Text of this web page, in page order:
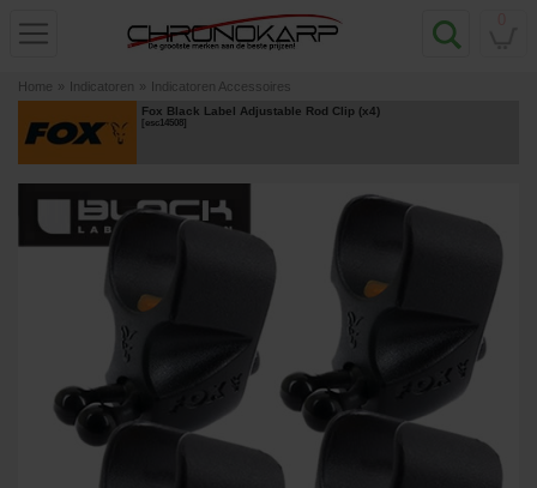
Home » Indicatoren » Indicatoren Accessoires
Fox Black Label Adjustable Rod Clip (x4)
[esc14508]